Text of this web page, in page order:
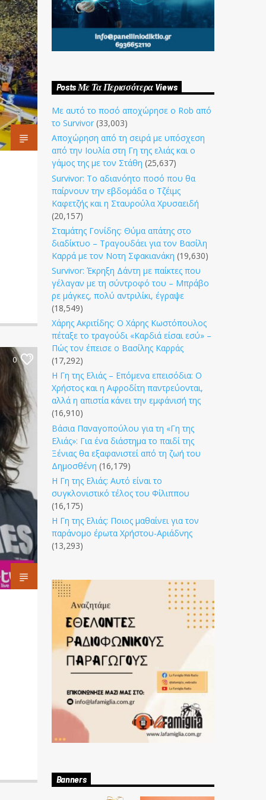
0
Posts Με Τα Περισσότερα Views
Με αυτό το ποσό αποχώρησε ο Rob από
το Survivor (33,003)
Αποχώρηση από τη σειρά με υπόσχεση
από την Ιουλία στη Γη της ελιάς και ο
γάμος της με τον Στάθη (25,637)
Survivor: Το αδιανόητο ποσό που θα
παίρνουν την εβδομάδα ο Τζέιμς
Καφετζής και η Σταυρούλα Χρυσαειδή
(20,157)
Σταμάτης Γονίδης: Θύμα απάτης στο
διαδίκτυο – Τραγουδάει για τον Βασίλη
Καρρά με τον Νοτη Σφακιανάκη (19,630)
Survivor: Έκρηξη Δάντη με παίκτες που
γέλαγαν με τη σύντροφό του – Μπράβο
ρε μάγκες, πολύ αντριλίκι, έγραψε
(18,549)
Χάρης Ακριτίδης: Ο Χάρης Κωστόπουλος
πέταξε το τραγούδι «Καρδιά είσαι εσύ» –
Πώς τον έπεισε ο Βασίλης Καρράς
(17,292)
Η Γη της Ελιάς – Επόμενα επεισόδια: Ο
Χρήστος και η Αφροδίτη παντρεύονται,
αλλά η απιστία κάνει την εμφάνισή της
(16,910)
Βάσια Παναγοπούλου για τη «Γη της
Ελιάς»: Για ένα διάστημα το παιδί της
Ξένιας θα εξαφανιστεί από τη ζωή του
Δημοσθένη (16,179)
Η Γη της Ελιάς: Αυτό είναι το
συγκλονιστικό τέλος του Φίλιππου
(16,175)
Η Γη της Ελιάς: Ποιος μαθαίνει για τον
παράνομο έρωτα Χρήστου-Αριάδνης
(13,293)
Banners